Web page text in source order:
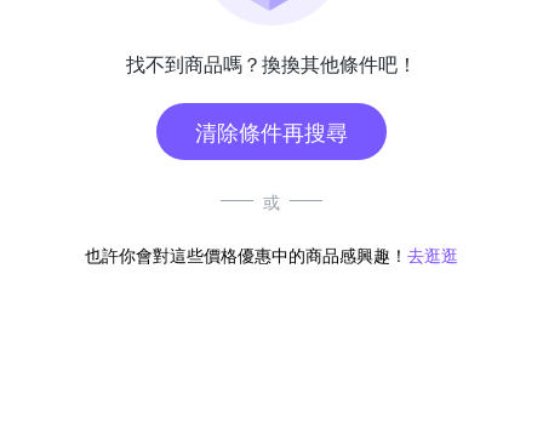
找不到商品嗎？換換其他條件吧！
清除條件再搜尋
或
也許你會對這些價格優惠中的商品感興趣！ 去逛逛